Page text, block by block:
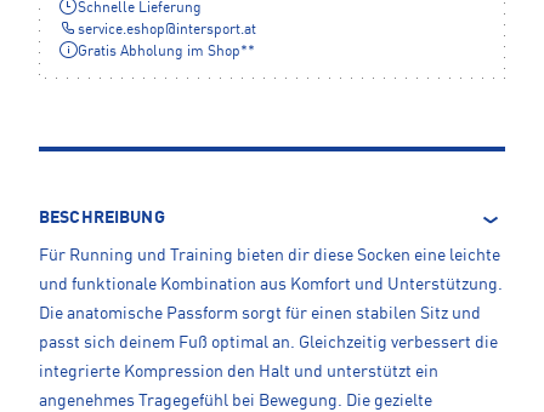
Schnelle Lieferung
service.eshop@intersport.at
Gratis Abholung im Shop**
BESCHREIBUNG
Für Running und Training bieten dir diese Socken eine leichte
und funktionale Kombination aus Komfort und Unterstützung.
Die anatomische Passform sorgt für einen stabilen Sitz und
passt sich deinem Fuß optimal an. Gleichzeitig verbessert die
integrierte Kompression den Halt und unterstützt ein
angenehmes Tragegefühl bei Bewegung. Die gezielte